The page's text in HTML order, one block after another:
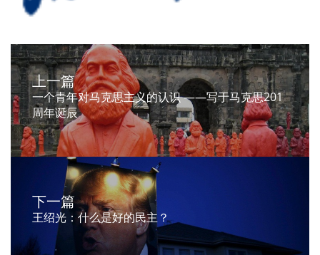
上一篇
一个青年对马克思主义的认识 ——写于马克思201
周年诞辰
下一篇
王绍光：什么是好的民主？